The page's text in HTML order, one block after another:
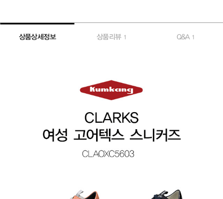
상품상세정보 상품리뷰 1 Q&A 1